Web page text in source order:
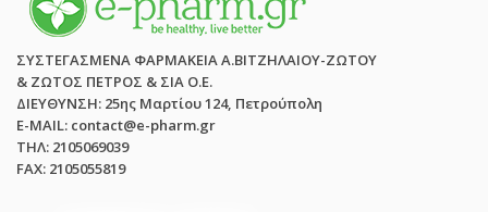
ΣΥΣΤΕΓΑΣΜΕΝΑ ΦΑΡΜΑΚΕΙΑ Α.ΒΙΤΖΗΛΑΙΟΥ-ΖΩΤΟΥ
& ΖΩΤΟΣ ΠΕΤΡΟΣ & ΣΙΑ Ο.Ε.
ΔΙΕΥΘΥΝΣΗ: 25ης Μαρτίου 124, Πετρούπολη
E-MAIL: contact@e-pharm.gr
ΤΗΛ: 2105069039
FAX: 2105055819